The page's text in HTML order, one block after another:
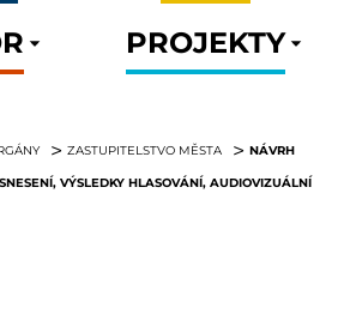
PROJEKTY
ZASTUPITELSTVO MĚSTA
NÁVRH
VÝSLEDKY HLASOVÁNÍ, AUDIOVIZUÁLNÍ